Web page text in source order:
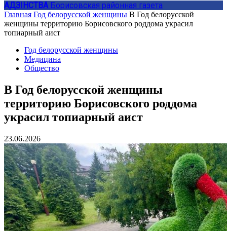
АДЗIНСТВА Борисовская районная газета
Главная Год белорусской женщины В Год белорусской
женщины территорию Борисовского роддома украсил
топиарный аист
Год белорусской женщины
Медицина
Общество
В Год белорусской женщины
территорию Борисовского роддома
украсил топиарный аист
23.06.2026